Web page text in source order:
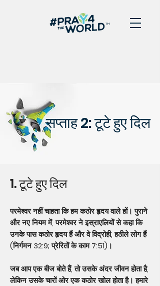
सप्ताह 2: टूटे हुए दिल
1. टूटे हुए दिल
परमेश्वर नहीं चाहता कि हम कठोर हृदय वाले हों। पुराने
और नए नियम में, परमेश्वर ने इस्राएलियों से कहा कि
उनके पास कठोर हृदय हैं और वे विद्रोही, हठीले लोग हैं
(निर्गमन 32:9; प्रेरितों के काम 7:51)।
जब आप एक बीज बोते हैं, तो उसके अंदर जीवन होता है,
लेकिन उसके चारों ओर एक कठोर खोल होता है। हमारे